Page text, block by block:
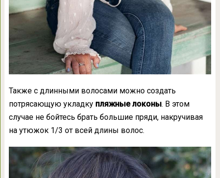
Также с длинными волосами можно создать
потрясающую укладку пляжные локоны. В этом
случае не бойтесь брать большие пряди, накручивая
на утюжок 1/3 от всей длины волос.